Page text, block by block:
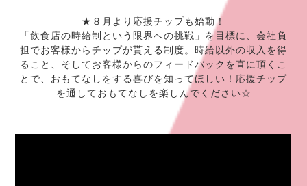
★８月より応援チップも始動！
「飲食店の時給制という限界への挑戦」を目標に、会社負
担でお客様からチップが貰える制度。時給以外の収入を得
ること、そしてお客様からのフィードバックを直に頂くこ
とで、おもてなしをする喜びを知ってほしい！応援チップ
を通しておもてなしを楽しんでください☆